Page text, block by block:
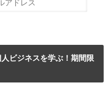
ビジネスを学ぶ！期間限